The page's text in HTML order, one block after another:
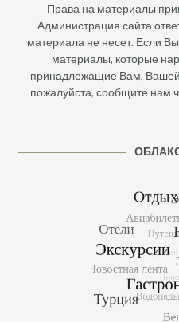
Права на материалы
Администрация сайта
материала не несет. Если
материалы, которые
принадлежащие Вам, Вашей
пожалуйста, сообщите нам